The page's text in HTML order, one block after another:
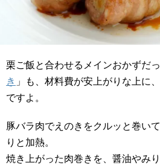
栗ご飯と合わせるメインおかずだ
き 」も、材料費が安上がりな上に
ですよ。
豚バラ肉でえのきをクルッと巻い
りと加熱。
焼き上がった肉巻きを、醤油やみ